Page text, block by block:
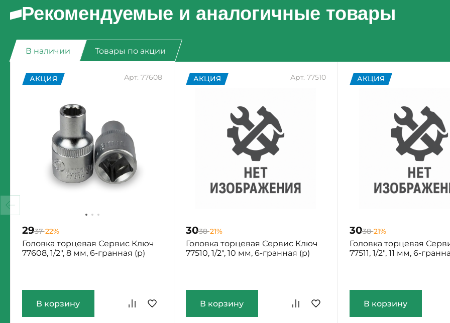
Рекомендуемые и аналогичные товары
В наличии Товары по акции
Арт. 77608
АКЦИЯ
2937-22%
Головка торцевая Сервис Ключ
77608, 1/2", 8 мм, 6-гранная (р)
В корзину
Арт. 77510
АКЦИЯ
3038-21%
Головка торцевая Сервис Ключ
77510, 1/2", 10 мм, 6-гранная (р)
В корзину
АКЦИЯ
3038-21%
Головка торцевая
77511, 1/2", 11 мм, 6-
В корзину